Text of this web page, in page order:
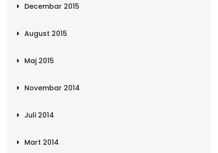
Decembar 2015
August 2015
Maj 2015
Novembar 2014
Juli 2014
Mart 2014